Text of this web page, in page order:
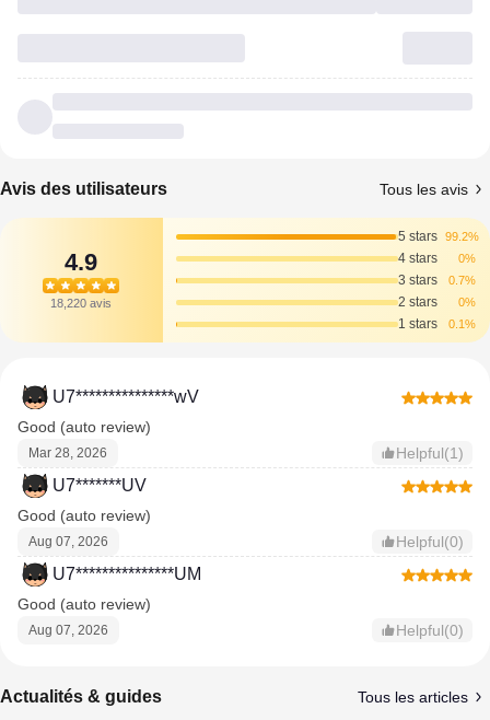
Avis des utilisateurs Tous les avis
4.9
18,220 avis
5 stars 99.2%
4 stars 0%
3 stars 0.7%
2 stars 0%
1 stars 0.1%
U7***************wV
Good (auto review)
Mar 28, 2026 Helpful(1)
U7*******UV
Good (auto review)
Aug 07, 2026 Helpful(0)
U7***************UM
Good (auto review)
Aug 07, 2026 Helpful(0)
Actualités & guides Tous les articles